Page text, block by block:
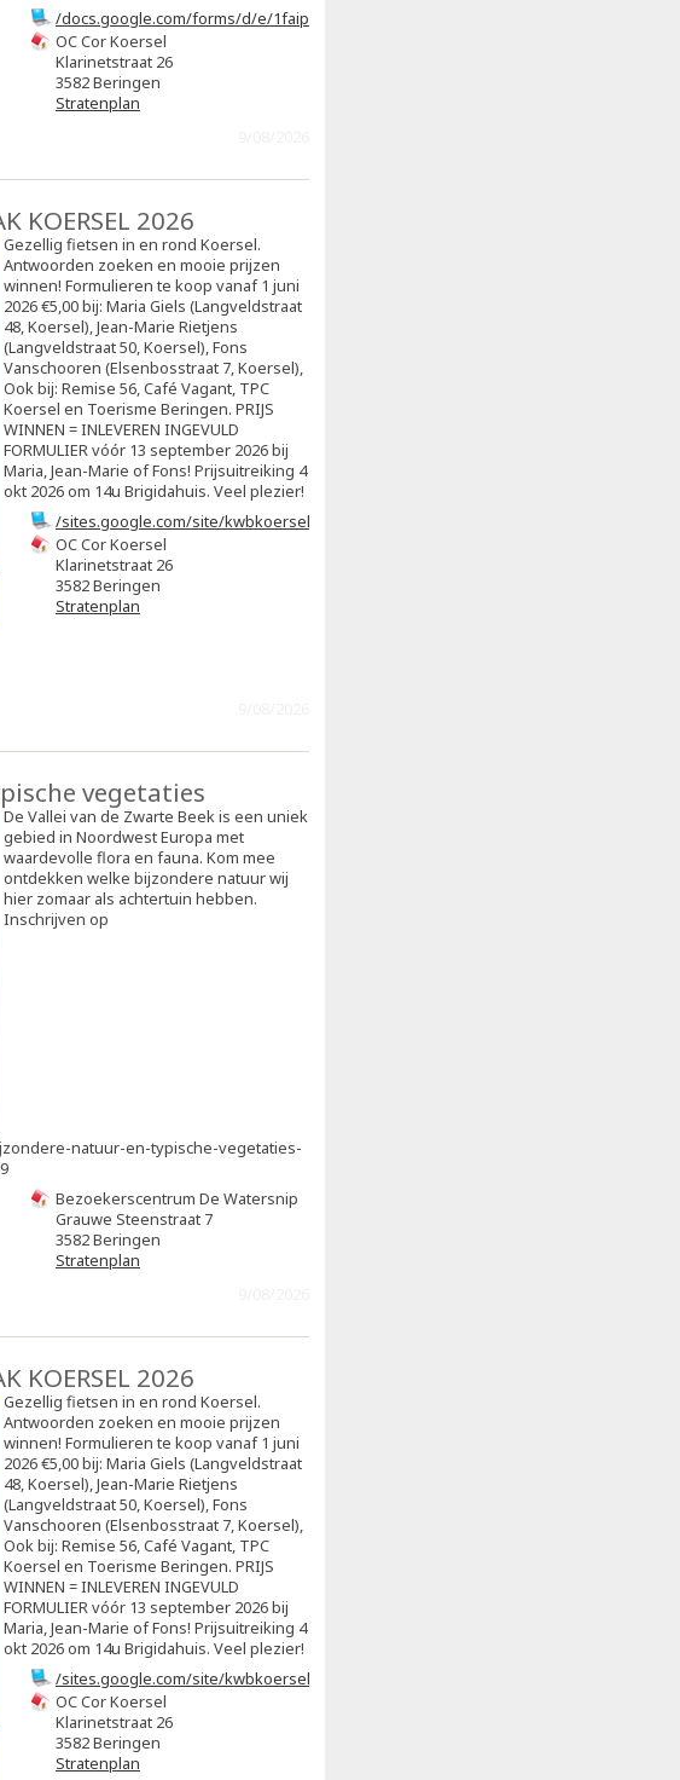
/docs.google.com/forms/d/e/1faipqlselnuuo1lrxh-
hfwjbg8opdry3nabb9ikdkjadj8uqhnykwfg/viewform
OC Cor Koersel
Klarinetstraat 26
3582 Beringen
Stratenplan
KOERSEL 2026
Gezellig fietsen in en rond Koersel.
Antwoorden zoeken en mooie prijzen
winnen! Formulieren te koop vanaf 1 juni
2026 €5,00 bij: Maria Giels (Langveldstraat
48, Koersel), Jean-Marie Rietjens
(Langveldstraat 50, Koersel), Fons
Vanschooren (Elsenbosstraat 7, Koersel),
Ook bij: Remise 56, Café Vagant, TPC
Koersel en Toerisme Beringen. PRIJS
WINNEN = INLEVEREN INGEVULD
FORMULIER vóór 13 september 2026 bij
Maria, Jean-Marie of Fons! Prijsuitreiking 4
okt 2026 om 14u Brigidahuis. Veel plezier!
/sites.google.com/site/kwbkoersel2/home
OC Cor Koersel
Klarinetstraat 26
3582 Beringen
Stratenplan
vegetaties
De Vallei van de Zwarte Beek is een uniek
gebied in Noordwest Europa met
waardevolle flora en fauna. Kom mee
ontdekken welke bijzondere natuur wij
hier zomaar als achtertuin hebben.
Inschrijven op
natuur-en-typische-vegetaties-
Bezoekerscentrum De Watersnip
Grauwe Steenstraat 7
3582 Beringen
Stratenplan
KOERSEL 2026
Gezellig fietsen in en rond Koersel.
Antwoorden zoeken en mooie prijzen
winnen! Formulieren te koop vanaf 1 juni
2026 €5,00 bij: Maria Giels (Langveldstraat
48, Koersel), Jean-Marie Rietjens
(Langveldstraat 50, Koersel), Fons
Vanschooren (Elsenbosstraat 7, Koersel),
Ook bij: Remise 56, Café Vagant, TPC
Koersel en Toerisme Beringen. PRIJS
WINNEN = INLEVEREN INGEVULD
FORMULIER vóór 13 september 2026 bij
Maria, Jean-Marie of Fons! Prijsuitreiking 4
okt 2026 om 14u Brigidahuis. Veel plezier!
/sites.google.com/site/kwbkoersel2/home
OC Cor Koersel
Klarinetstraat 26
3582 Beringen
Stratenplan